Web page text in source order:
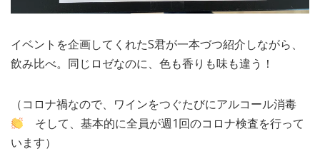
イベントを企画してくれたS君が一本づつ紹介しながら、
飲み比べ。同じロゼなのに、色も香りも味も違う！
（コロナ禍なので、ワインをつぐたびにアルコール消毒
そして、基本的に全員が週1回のコロナ検査を行って
います）